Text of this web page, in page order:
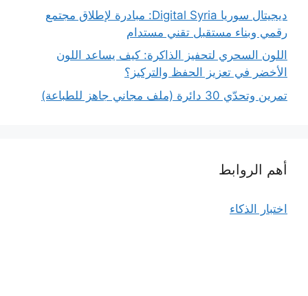
ديجيتال سوريا Digital Syria: مبادرة لإطلاق مجتمع
رقمي وبناء مستقبل تقني مستدام
اللون السحري لتحفيز الذاكرة: كيف يساعد اللون
الأخضر في تعزيز الحفظ والتركيز؟
تمرين وتحدّي 30 دائرة (ملف مجاني جاهز للطباعة)
أهم الروابط
اختبار الذكاء